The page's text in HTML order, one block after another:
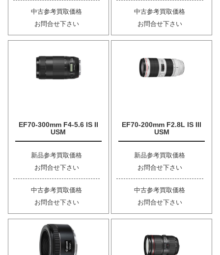
中古参考買取価格
お問合せ下さい
中古参考買取価格
お問合せ下さい
EF70-300mm F4-5.6 IS II
USM
新品参考買取価格
お問合せ下さい
中古参考買取価格
お問合せ下さい
EF70-200mm F2.8L IS III
USM
新品参考買取価格
お問合せ下さい
中古参考買取価格
お問合せ下さい